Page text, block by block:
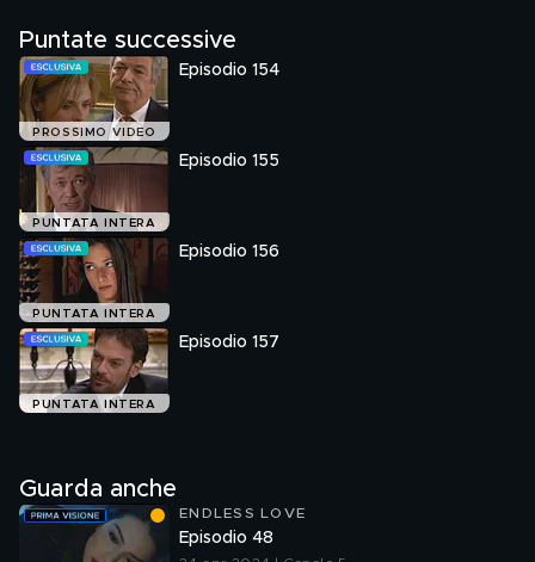
Damiano che vuole provare il concorso per entrare in
polizia, e intanto lo convince a farsi affidare il caso dei furti
nelle ville.
Puntate successive
PROSSIMO VIDEO
Episodio 154
PUNTATA INTERA
Episodio 155
PUNTATA INTERA
Episodio 156
PUNTATA INTERA
Episodio 157
Guarda anche
ENDLESS LOVE
Episodio 48